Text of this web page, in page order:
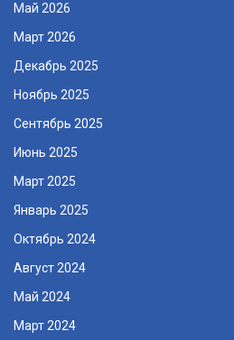
Май 2026
Март 2026
Декабрь 2025
Ноябрь 2025
Сентябрь 2025
Июнь 2025
Март 2025
Январь 2025
Октябрь 2024
Август 2024
Май 2024
Март 2024